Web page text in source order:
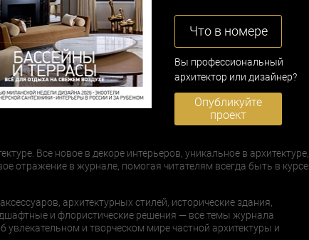
Что в номере
Вы профессиональный
архитектор или дизайнер?
Опубликуйте
проект
Все новое в декоре интерьеров, уникальное в архитектуре,
отражение в журнале, помогая читателям всегда быть в курсе
архитектурных стилей, исторические здания,
и флористические решения — все темы журнала
и творческом мире частной архитектуры и